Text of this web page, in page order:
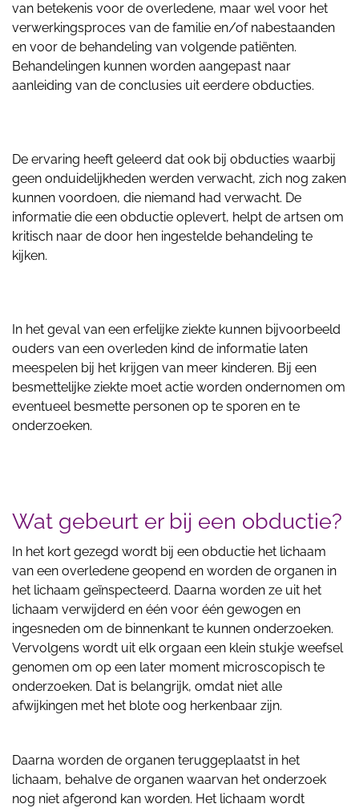
van betekenis voor de overledene, maar wel voor het
verwerkingsproces van de familie en/of nabestaanden
en voor de behandeling van volgende patiënten.
Behandelingen kunnen worden aangepast naar
aanleiding van de conclusies uit eerdere obducties.
De ervaring heeft geleerd dat ook bij obducties waarbij
geen onduidelijkheden werden verwacht, zich nog zaken
kunnen voordoen, die niemand had verwacht. De
informatie die een obductie oplevert, helpt de artsen om
kritisch naar de door hen ingestelde behandeling te
kijken.
In het geval van een erfelijke ziekte kunnen bijvoorbeeld
ouders van een overleden kind de informatie laten
meespelen bij het krijgen van meer kinderen. Bij een
besmettelijke ziekte moet actie worden ondernomen om
eventueel besmette personen op te sporen en te
onderzoeken.
Wat gebeurt er bij een obductie?
In het kort gezegd wordt bij een obductie het lichaam
van een overledene geopend en worden de organen in
het lichaam geïnspecteerd. Daarna worden ze uit het
lichaam verwijderd en één voor één gewogen en
ingesneden om de binnenkant te kunnen onderzoeken.
Vervolgens wordt uit elk orgaan een klein stukje weefsel
genomen om op een later moment microscopisch te
onderzoeken. Dat is belangrijk, omdat niet alle
afwijkingen met het blote oog herkenbaar zijn.
Daarna worden de organen teruggeplaatst in het
lichaam, behalve de organen waarvan het onderzoek
nog niet afgerond kan worden. Het lichaam wordt